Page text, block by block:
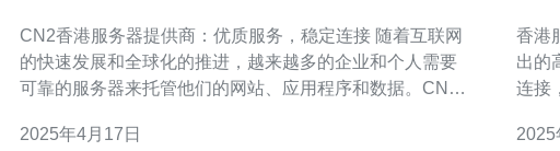
CN2香港服务器提供商：优质服务，稳定连接 随着互联网
的快速发展和全球化的推进，越来越多的企业和个人需要
可靠的服务器来托管他们的网站、应用程序和数据。CN2
业界。本文将介绍CN2香港服务器提供商的特点和优势。
2025年4月17日
香港服
出的
连接
更好的网络体验
2025